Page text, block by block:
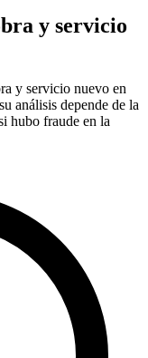
y servicio
y servicio nuevo en
análisis depende de la
hubo fraude en la